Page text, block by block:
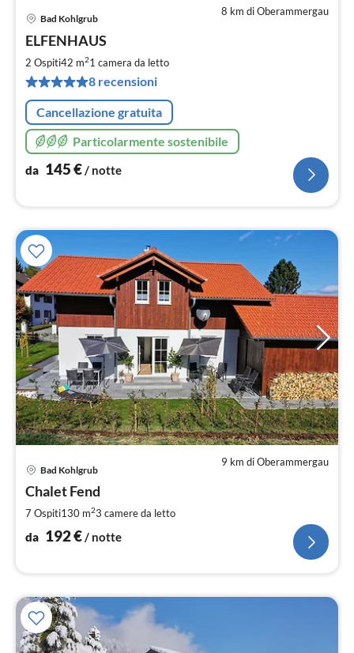
8 km di Oberammergau
Bad Kohlgrub
ELFENHAUS
2 Ospiti42 m21 camera da letto
8 recensioni
Cancellazione gratuita
Particolarmente sostenibile
da 145€/ notte
9 km di Oberammergau
Bad Kohlgrub
Chalet Fend
7 Ospiti130 m23 camere da letto
da 192€/ notte